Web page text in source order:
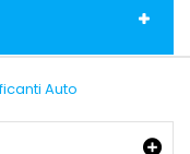
Auto